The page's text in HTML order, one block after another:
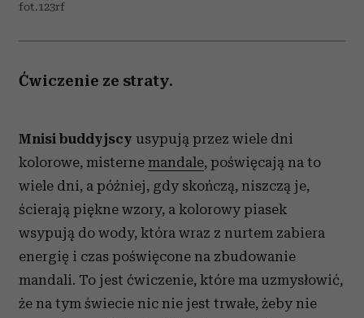
fot.123rf
Ćwiczenie ze straty.
Mnisi buddyjscy usypują przez wiele dni
kolorowe, misterne mandale, poświęcają na to
wiele dni, a później, gdy skończą, niszczą je,
ścierają piękne wzory, a kolorowy piasek
wsypują do wody, która wraz z nurtem zabiera
energię i czas poświęcone na zbudowanie
mandali. To jest ćwiczenie, które ma uzmysłowić,
że na tym świecie nic nie jest trwałe, żeby nie